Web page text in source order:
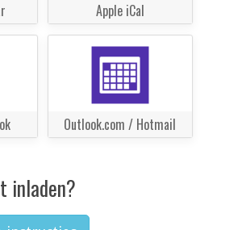
Apple iCal
Outlook.com / Hotmail
inladen?